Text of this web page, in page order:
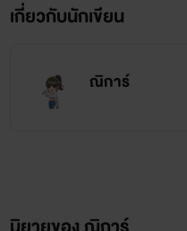
เกี่ยวกับนักเขียน
ณิการ์